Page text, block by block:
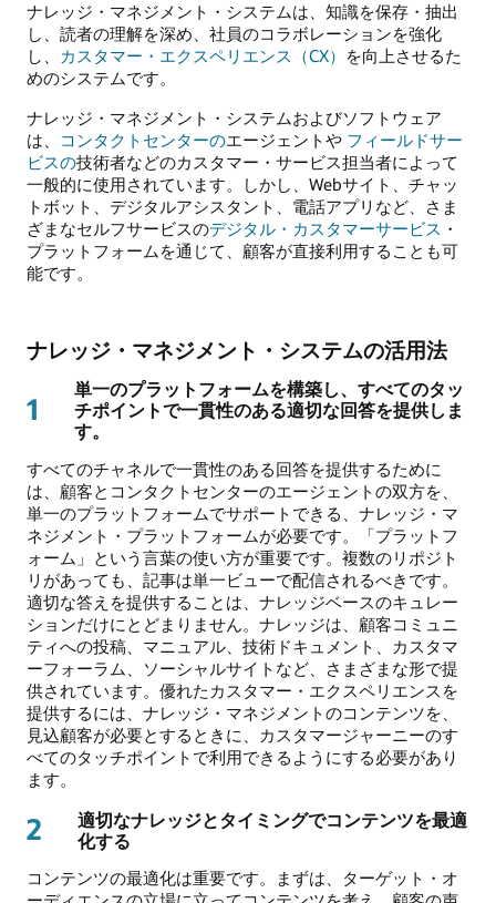
ナレッジ・マネジメント・システムは、知識を保存・抽出
し、読者の理解を深め、社員のコラボレーションを強化
し、 カスタマー・エクスペリエンス（CX） を向上させるた
めのシステムです。
ナレッジ・マネジメント・システムおよびソフトウェア
は、 コンタクトセンターのエージェントや フィールドサー
ビスの技術者などのカスタマー・サービス担当者によって
一般的に使用されています。しかし、Webサイト、チャッ
トボット、デジタルアシスタント、電話アプリなど、さま
ざまなセルフサービスのデジタル・カスタマーサービス ・
プラットフォームを通じて、顧客が直接利用することも可
能です。
ナレッジ・マネジメント・システムの活用法
1
単一のプラットフォームを構築し、すべてのタッ
チポイントで一貫性のある適切な回答を提供しま
す。
すべてのチャネルで一貫性のある回答を提供するために
は、顧客とコンタクトセンターのエージェントの双方を、
単一のプラットフォームでサポートできる、ナレッジ・マ
ネジメント・プラットフォームが必要です。「プラットフ
ォーム」という言葉の使い方が重要です。複数のリポジト
リがあっても、記事は単一ビューで配信されるべきです。
適切な答えを提供することは、ナレッジベースのキュレー
ションだけにとどまりません。ナレッジは、顧客コミュニ
ティへの投稿、マニュアル、技術ドキュメント、カスタマ
ーフォーラム、ソーシャルサイトなど、さまざまな形で提
供されています。優れたカスタマー・エクスペリエンスを
提供するには、ナレッジ・マネジメントのコンテンツを、
見込顧客が必要とするときに、カスタマージャーニーのす
べてのタッチポイントで利用できるようにする必要があり
ます。
2
適切なナレッジとタイミングでコンテンツを最適
化する
コンテンツの最適化は重要です。まずは、ターゲット・オ